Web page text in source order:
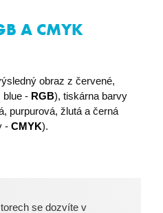
A CMYK
obraz z červené,
blue - RGB), tiskárna barvy
purpurová, žlutá a černá
- CMYK).
se dozvíte v